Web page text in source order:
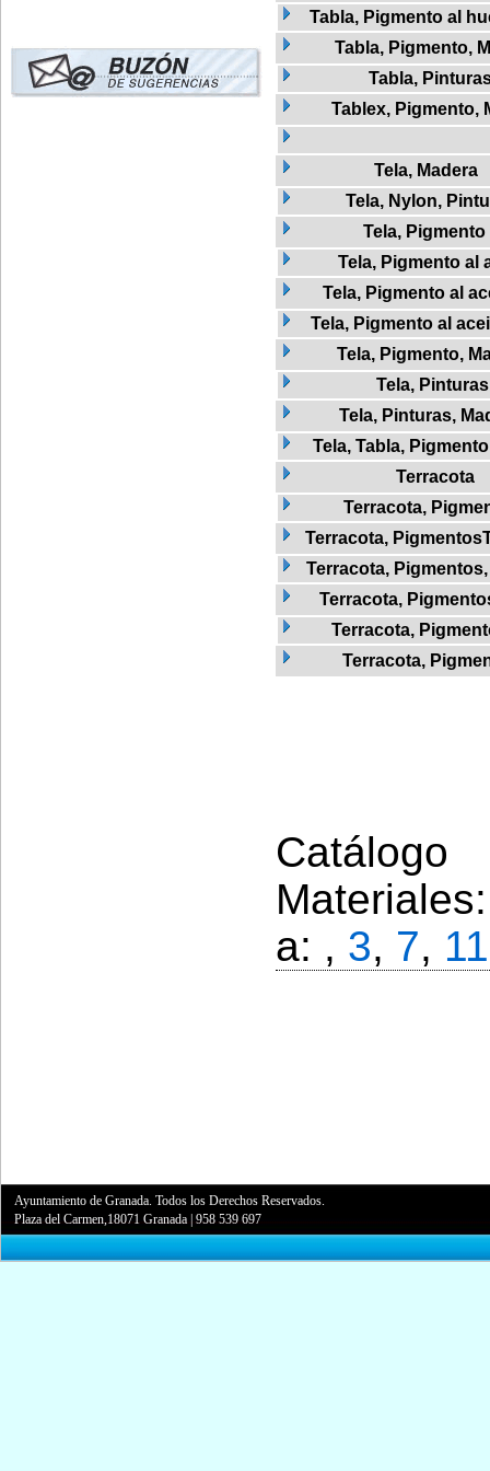
Tabla, Pigmento al
Tabla, Pigmento,
Tabla,
Tablex, Pigmento,
Tela, Madera
Tela, Nylon,
Tela, Pigmento
Tela, Pigmento al
Tela, Pigmento al
Tela, Pigmento al
Tela, Pigmento,
Tela, Pinturas
Tela, Pinturas,
Tela, Tabla,
Terracota
Terracota,
Terracota,
Terracota,
Terracota,
Terracota,
Terracota,
a: , 3, 7, 11
Ayuntamiento de Granada. Todos los Derechos Reservados.
Plaza del Carmen,18071 Granada |958 539 697